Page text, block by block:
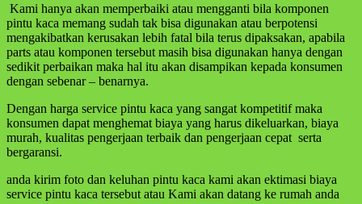
Kami hanya akan memperbaiki atau mengganti bila komponen
pintu kaca memang sudah tak bisa digunakan atau berpotensi
mengakibatkan kerusakan lebih fatal bila terus dipaksakan, apabila
parts atau komponen tersebut masih bisa digunakan hanya dengan
sedikit perbaikan maka hal itu akan disampikan kepada konsumen
dengan sebenar – benarnya.
Dengan harga service pintu kaca yang sangat kompetitif maka
konsumen dapat menghemat biaya yang harus dikeluarkan, biaya
murah, kualitas pengerjaan terbaik dan pengerjaan cepat serta
bergaransi.
anda kirim foto dan keluhan pintu kaca kami akan ektimasi biaya
service pintu kaca tersebut atau Kami akan datang ke rumah anda